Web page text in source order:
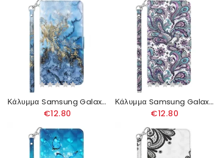
Κάλυμμα Samsung Galaxy A13 5G Μαρμάρινο Σχέδιο Με Κορδόνι
€12.80
Κάλυμμα Samsung Galaxy A13 5G Μοτίβα Λουλουδιών
€12.80